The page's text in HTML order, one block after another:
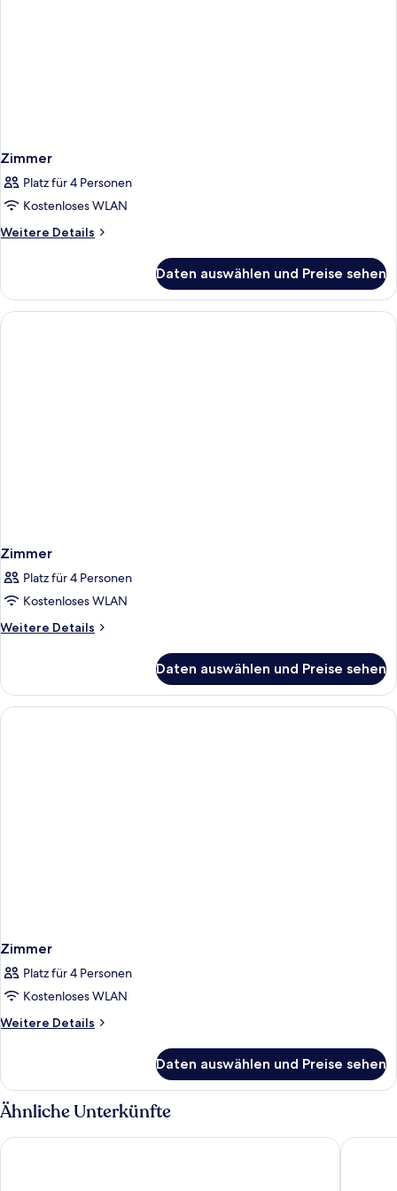
Zimmer
Platz für 4 Personen
Kostenloses WLAN
Weitere Details
Weitere
Daten auswählen und Preise sehen
Zimmer
Platz für 4 Personen
Kostenloses WLAN
Weitere Details
Weitere
Daten auswählen und Preise sehen
Zimmer
Platz für 4 Personen
Kostenloses WLAN
Weitere Details
Weitere
Daten auswählen und Preise sehen
Ähnliche Unterkünfte
Margaritaville Beach Resort Fort Myers Lani Kai